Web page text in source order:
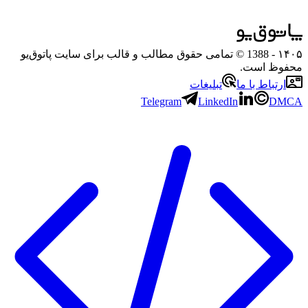
۱۴۰۵
- 1388 © تمامی حقوق مطالب و قالب برای سایت پاتوق‌یو
محفوظ است.
ارتباط با ما
تبلیغات
Telegram
LinkedIn DMCA